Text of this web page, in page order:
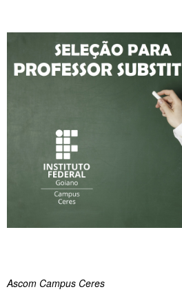
Ascom Campus Ceres